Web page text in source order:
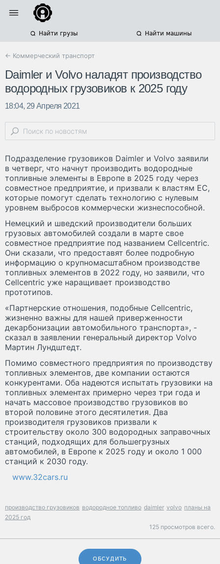
Найти грузы Найти машины
← Коммерческий транспорт
Daimler и Volvo наладят производство
водородных грузовиков к 2025 году
18:04, 29 Апреля 2021
Подразделение грузовиков Daimler и Volvo заявили
в четверг, что начнут производить водородные
топливные элементы в Европе в 2025 году через
совместное предприятие, и призвали к властям ЕС,
которые помогут сделать технологию с нулевым
уровнем выбросов коммерчески жизнеспособной.
Немецкий и шведский производители больших
грузовых автомобилей создали в марте свое
совместное предприятие под названием Cellcentric.
Они сказали, что предоставят более подробную
информацию о крупномасштабном производстве
топливных элементов в 2022 году, но заявили, что
Cellcentric уже наращивает производство
прототипов.
«Партнерские отношения, подобные Cellcentric,
жизненно важны для нашей приверженности
декарбонизации автомобильного транспорта», -
сказал в заявлении генеральный директор Volvo
Мартин Лундштедт.
Помимо совместного предприятия по производству
топливных элементов, две компании остаются
конкурентами. Оба надеются испытать грузовики на
топливных элементах примерно через три года и
начать массовое производство грузовиков во
второй половине этого десятилетия. Два
производителя грузовиков призвали к
строительству около 300 водородных заправочных
станций, подходящих для большегрузных
автомобилей, в Европе к 2025 году и около 1 000
станций к 2030 году.
www.32cars.ru
производство грузовиков водородное топливо daimler volvo планы на
2025 год
125 просмотров всего.
ОБСУДИТЬ